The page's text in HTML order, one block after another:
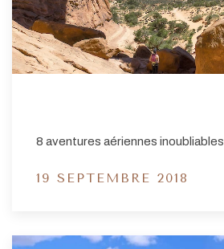
8 aventures aériennes inoubliables
19 SEPTEMBRE 2018